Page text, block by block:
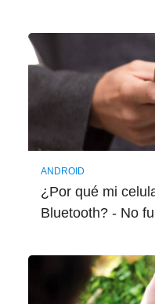
ANDROID
¿Por qué mi
Bluetooth? - No